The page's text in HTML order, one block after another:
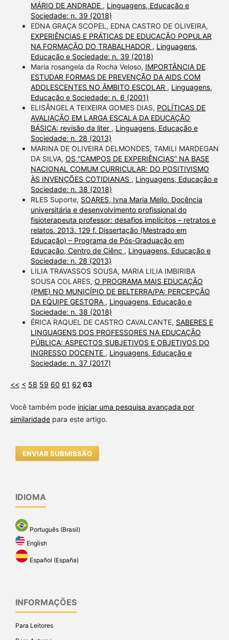
MÁRIO DE ANDRADE , Linguagens, Educação e
Sociedade: n. 39 (2018)
EDNA GRAÇA SCOPEL, EDNA CASTRO DE OLIVEIRA,
EXPERIÊNCIAS E PRÁTICAS DE EDUCAÇÃO POPULAR
NA FORMAÇÃO DO TRABALHADOR , Linguagens,
Educação e Sociedade: n. 39 (2018)
Maria rosangela da Rocha Veloso, IMPORTÂNCIA DE
ESTUDAR FORMAS DE PREVENÇÃO DA AIDS COM
ADOLESCENTES NO ÂMBITO ESCOLAR , Linguagens,
Educação e Sociedade: n. 6 (2001)
ELISÂNGELA TEIXEIRA GOMES DIAS, POLÍTICAS DE
AVALIAÇÃO EM LARGA ESCALA DA EDUCAÇÃO
BÁSICA: revisão da liter , Linguagens, Educação e
Sociedade: n. 28 (2013)
MARINA DE OLIVEIRA DELMONDES, TAMILI MARDEGAN
DA SILVA, OS “CAMPOS DE EXPERIÊNCIAS” NA BASE
NACIONAL COMUM CURRICULAR: DO POSITIVISMO
ÀS INVENÇÕES COTIDIANAS , Linguagens, Educação e
Sociedade: n. 38 (2018)
RLES Suporte, SOARES, Ivna Maria Mello. Docência
universitária e desenvolvimento profissional do
fisioterapeuta professor: desafios implícitos – retratos e
relatos. 2013. 129 f. Dissertação (Mestrado em
Educação) – Programa de Pós-Graduação em
Educação, Centro de Ciênc , Linguagens, Educação e
Sociedade: n. 28 (2013)
LILIA TRAVASSOS SOUSA, MARIA LILIA IMBIRIBA
SOUSA COLARES, O PROGRAMA MAIS EDUCAÇÃO
(PME) NO MUNICÍPIO DE BELTERRA/PA: PERCEPÇÃO
DA EQUIPE GESTORA , Linguagens, Educação e
Sociedade: n. 38 (2018)
ÉRICA RAQUEL DE CASTRO CAVALCANTE, SABERES E
LINGUAGENS DOS PROFESSORES NA EDUCAÇÃO
PÚBLICA: ASPECTOS SUBJETIVOS E OBJETIVOS DO
INGRESSO DOCENTE , Linguagens, Educação e
Sociedade: n. 37 (2017)
<< < 58 59 60 61 62 63
Você também pode iniciar uma pesquisa avançada por
similaridadepara este artigo.
ENVIAR SUBMISSÃO
IDIOMA
Português (Brasil)
English
Español (España)
INFORMAÇÕES
Para Leitores